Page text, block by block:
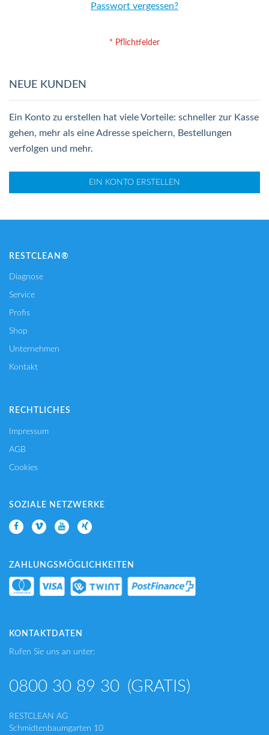
Passwort vergessen?
NEUE KUNDEN
Ein Konto zu erstellen hat viele Vorteile: schneller zur Kasse
gehen, mehr als eine Adresse speichern, Bestellungen
verfolgen und mehr.
EIN KONTO ERSTELLEN
RESTCLEAN®
Diagnose
Service
Profis
Shop
Unternehmen
Kontakt
RECHTLICHES
Impressum
AGB
Cookies
SOZIALE NETZWERKE
ZAHLUNGSMÖGLICHKEITEN
KONTAKTDATEN
Rufen Sie uns an unter:
0800 30 89 30 (GRATIS)
RESTCLEAN AG
Schmidtenbaumgarten 10